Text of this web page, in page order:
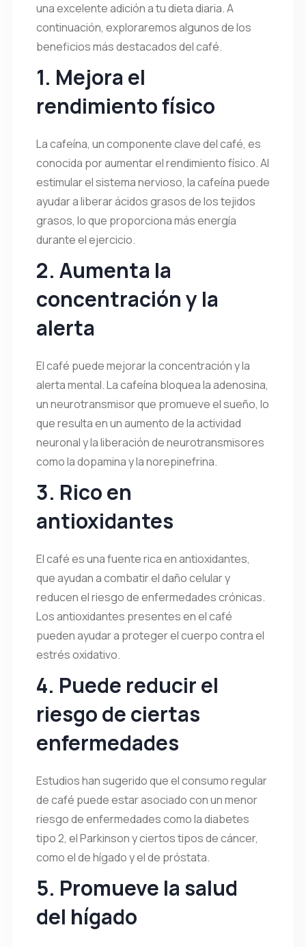
una excelente adición a tu dieta diaria. A
continuación, exploraremos algunos de los
beneficios más destacados del café.
1. Mejora el
rendimiento físico
La cafeína, un componente clave del café, es
conocida por aumentar el rendimiento físico. Al
estimular el sistema nervioso, la cafeína puede
ayudar a liberar ácidos grasos de los tejidos
grasos, lo que proporciona más energía
durante el ejercicio.
2. Aumenta la
concentración y la
alerta
El café puede mejorar la concentración y la
alerta mental. La cafeína bloquea la adenosina,
un neurotransmisor que promueve el sueño, lo
que resulta en un aumento de la actividad
neuronal y la liberación de neurotransmisores
como la dopamina y la norepinefrina.
3. Rico en
antioxidantes
El café es una fuente rica en antioxidantes,
que ayudan a combatir el daño celular y
reducen el riesgo de enfermedades crónicas.
Los antioxidantes presentes en el café
pueden ayudar a proteger el cuerpo contra el
estrés oxidativo.
4. Puede reducir el
riesgo de ciertas
enfermedades
Estudios han sugerido que el consumo regular
de café puede estar asociado con un menor
riesgo de enfermedades como la diabetes
tipo 2, el Parkinson y ciertos tipos de cáncer,
como el de hígado y el de próstata.
5. Promueve la salud
del hígado